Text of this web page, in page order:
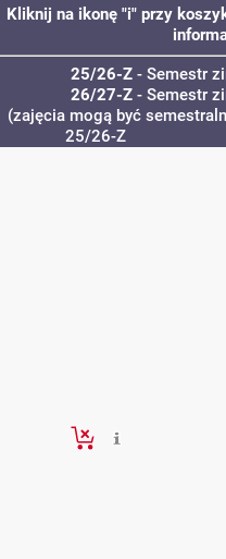
Kliknij na ikonę "i" przy
25/26-Z- Semestr
26/27-Z- Semestr
(zajęcia mogą być
25/26-Z